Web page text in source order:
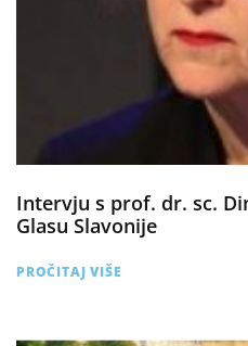
Intervju s prof. dr. sc.
Glasu Slavonije
PROČITAJ VIŠE